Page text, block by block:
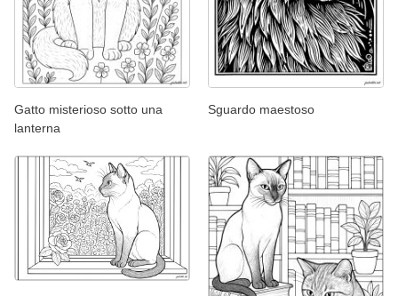
Gatto misterioso sotto una
lanterna
Sguardo maestoso